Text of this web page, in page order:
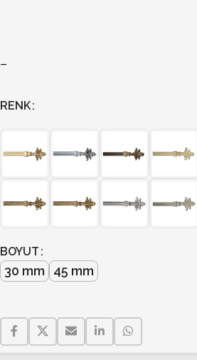
–
RENK
BOYUT
30 mm 45 mm